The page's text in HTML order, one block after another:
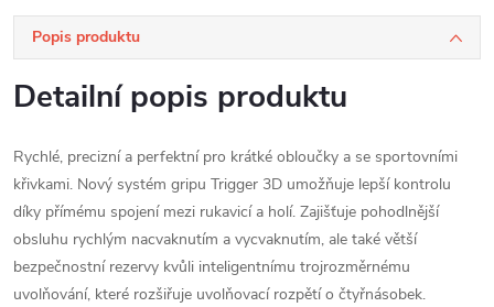
Popis produktu
Detailní popis produktu
Rychlé, precizní a perfektní pro krátké obloučky a se sportovními
křivkami. Nový systém gripu Trigger 3D umožňuje lepší kontrolu
díky přímému spojení mezi rukavicí a holí. Zajišťuje pohodlnější
obsluhu rychlým nacvaknutím a vycvaknutím, ale také větší
bezpečnostní rezervy kvůli inteligentnímu trojrozměrnému
uvolňování, které rozšiřuje uvolňovací rozpětí o čtyřnásobek.